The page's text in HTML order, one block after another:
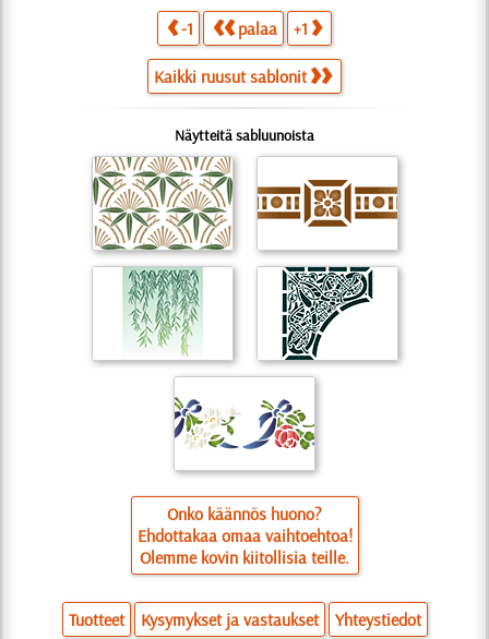
-1 palaa +1
Kaikki ruusut sablonit
Näytteitä sabluunoista
Onko käännös huono?
Ehdottakaa omaa vaihtoehtoa!
Olemme kovin kiitollisia teille.
Tuotteet Kysymykset ja vastaukset Yhteystiedot